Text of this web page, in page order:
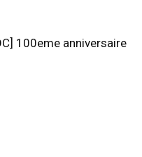
100eme anniversaire